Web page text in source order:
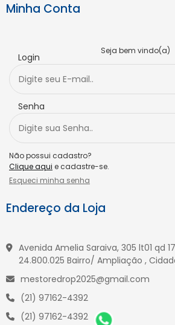
Minha Conta
Seja bem vindo(a)
Login
Senha
Não possui cadastro?
Clique aqui e cadastre-se.
Esqueci minha senha
Endereço da Loja
Avenida Amelia Saraiva, 305 lt01 qd
24.800.025 Bairro/ Ampliação ,
mestoredrop2025@gmail.com
(21) 97162-4392
(21) 97162-4392